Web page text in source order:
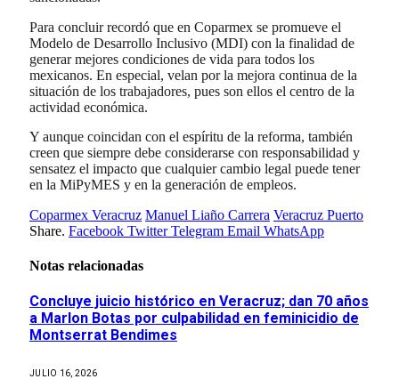
Para concluir recordó que en Coparmex se promueve el
Modelo de Desarrollo Inclusivo (MDI) con la finalidad de
generar mejores condiciones de vida para todos los
mexicanos. En especial, velan por la mejora continua de la
situación de los trabajadores, pues son ellos el centro de la
actividad económica.
Y aunque coincidan con el espíritu de la reforma, también
creen que siempre debe considerarse con responsabilidad y
sensatez el impacto que cualquier cambio legal puede tener
en la MiPyMES y en la generación de empleos.
Coparmex Veracruz Manuel Liaño Carrera Veracruz Puerto
Share. Facebook Twitter Telegram Email WhatsApp
Notas relacionadas
Concluye juicio histórico en Veracruz; dan 70 años
a Marlon Botas por culpabilidad en feminicidio de
Montserrat Bendimes
JULIO 16, 2026